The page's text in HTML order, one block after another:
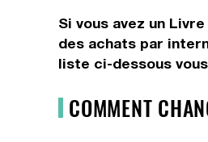
Si vous avez un
des achats par
liste ci-dessous
COMMENT